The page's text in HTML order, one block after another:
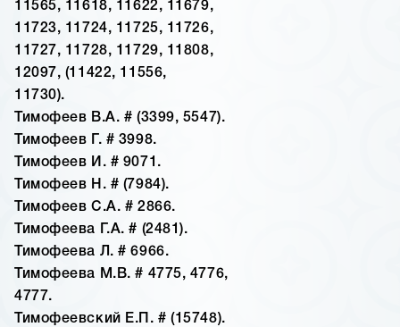
11565, 11618, 11622, 11679,
11723, 11724, 11725, 11726,
11727, 11728, 11729, 11808,
12097, (11422, 11556,
11730).
Тимофеев В.А. # (3399, 5547).
Тимофеев Г. # 3998.
Тимофеев И. # 9071.
Тимофеев Н. # (7984).
Тимофеев С.А. # 2866.
Тимофеева Г.А. # (2481).
Тимофеева Л. # 6966.
Тимофеева М.В. # 4775, 4776,
4777.
Тимофеевский Е.П. # (15748).